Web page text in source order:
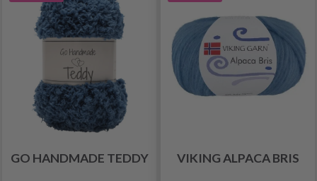
GO HANDMADE TEDDY VIKING ALPACA BRIS